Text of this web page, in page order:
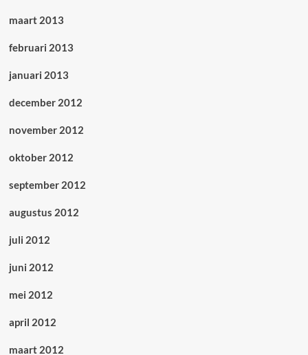
maart 2013
februari 2013
januari 2013
december 2012
november 2012
oktober 2012
september 2012
augustus 2012
juli 2012
juni 2012
mei 2012
april 2012
maart 2012